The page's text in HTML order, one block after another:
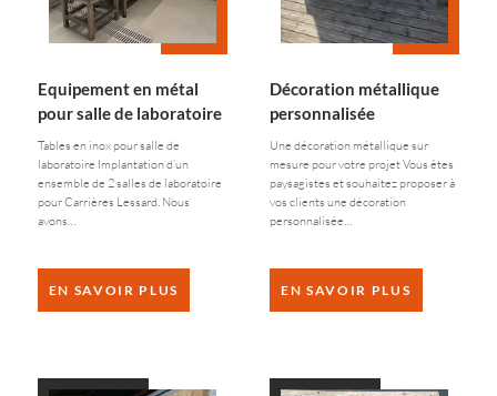
Equipement en métal
pour salle de laboratoire
Tables en inox pour salle de
laboratoire Implantation d’un
ensemble de 2 salles de laboratoire
pour Carrières Lessard. Nous
avons…
EN SAVOIR PLUS
Décoration métallique
personnalisée
Une décoration métallique sur
mesure pour votre projet Vous êtes
paysagistes et souhaitez proposer à
vos clients une décoration
personnalisée…
EN SAVOIR PLUS